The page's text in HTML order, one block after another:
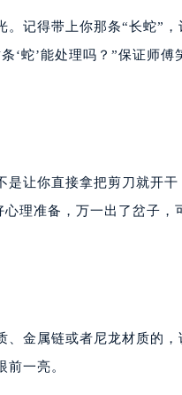
约）
需提前预约）
预约）
预约）
预约）
记得带上你那条“长蛇”，
‘蛇’能处理吗？”保证师傅
是让你直接拿把剪刀就开干
理准备，万一出了岔子，
、金属链或者尼龙材质的，
一亮。